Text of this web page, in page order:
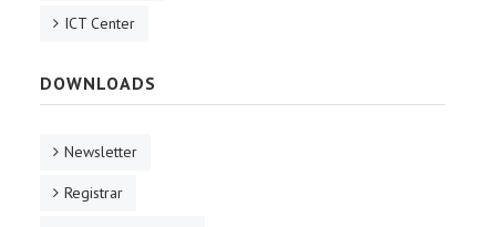
ICT Center
DOWNLOADS
Newsletter
Registrar